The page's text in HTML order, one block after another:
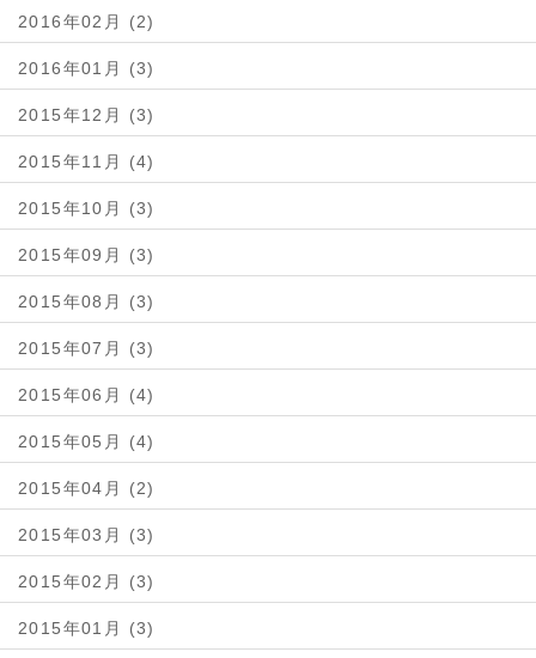
2016年02月 (2)
2016年01月 (3)
2015年12月 (3)
2015年11月 (4)
2015年10月 (3)
2015年09月 (3)
2015年08月 (3)
2015年07月 (3)
2015年06月 (4)
2015年05月 (4)
2015年04月 (2)
2015年03月 (3)
2015年02月 (3)
2015年01月 (3)